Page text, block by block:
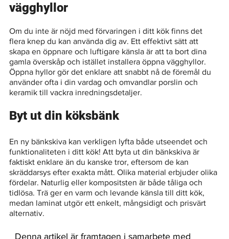
vägghyllor
Om du inte är nöjd med förvaringen i ditt kök finns det
flera knep du kan använda dig av. Ett effektivt sätt att
skapa en öppnare och luftigare känsla är att ta bort dina
gamla överskåp och istället installera öppna vägghyllor.
Öppna hyllor gör det enklare att snabbt nå de föremål du
använder ofta i din vardag och omvandlar porslin och
keramik till vackra inredningsdetaljer.
Byt ut din köksbänk
En ny bänkskiva kan verkligen lyfta både utseendet och
funktionaliteten i ditt kök! Att byta ut din bänkskiva är
faktiskt enklare än du kanske tror, eftersom de kan
skräddarsys efter exakta mått. Olika material erbjuder olika
fördelar. Naturlig eller kompositsten är både tåliga och
tidlösa. Trä ger en varm och levande känsla till ditt kök,
medan laminat utgör ett enkelt, mångsidigt och prisvärt
alternativ.
Denna artikel är framtagen i samarbete med